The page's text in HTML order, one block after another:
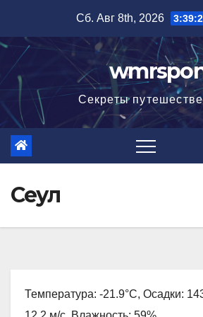
содержимому
Сб. Авг 8th, 2026
Секреты
Сеул
Температура: -21.9°C, Осадки: